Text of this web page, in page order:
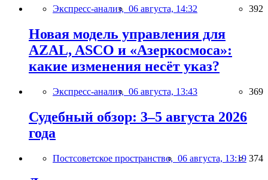
Экспресс-анализ, 06 августа, 14:32 392
Новая модель управления для
AZAL, ASCO и «Азеркосмоса»:
какие изменения несёт указ?
Экспресс-анализ, 06 августа, 13:43 369
Судебный обзор: 3–5 августа 2026
года
Постсоветское пространство, 06 августа, 13:19 374